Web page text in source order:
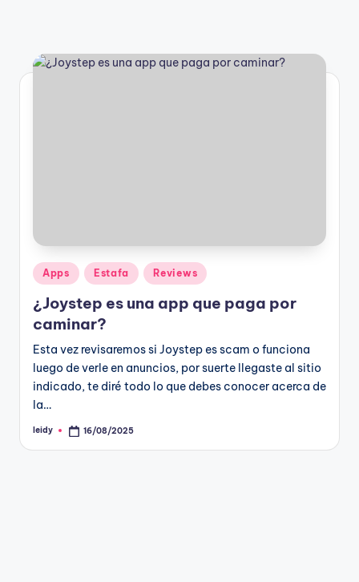
Publicado
en
Apps Estafa Reviews
¿Joystep es una app que paga por
caminar?
Esta vez revisaremos si Joystep es scam o funciona
luego de verle en anuncios, por suerte llegaste al sitio
indicado, te diré todo lo que debes conocer acerca de
la…
Publicado
leidy 16/08/2025